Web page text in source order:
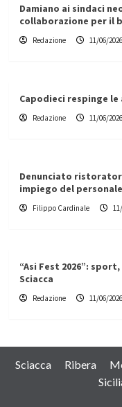
Damiano ai sindaci
collaborazione per il
Redazione 11/06/2026
Capodieci respinge le
Redazione 11/06/2026
Denunciato
impiego del
Filippo Cardinale
“Asi Fest 2026”:
Sciacca
Redazione 11/06/2026
Sciacca Ribera